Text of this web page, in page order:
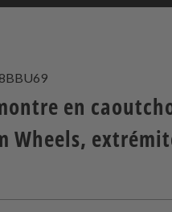
en
Wheels,